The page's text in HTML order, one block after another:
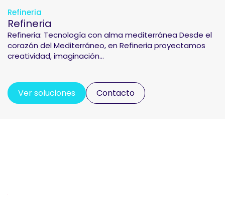
Refineria
Refineria
Refineria: Tecnología con alma mediterránea Desde el
corazón del Mediterráneo, en Refineria proyectamos
creatividad, imaginación...
Ver soluciones Contacto